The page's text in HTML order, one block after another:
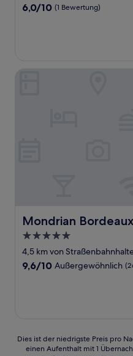
6.0
6,0/10 (1 Bewertung)
Mondrian
Mondrian Bordeaux Les
5.0-
Sterne-
Unterkunft
4,5 km von
9.6
9,6/10 Außergewöhnlich
Dies
Dies ist der niedrigste Preis pro
einen Aufenthalt mit 1